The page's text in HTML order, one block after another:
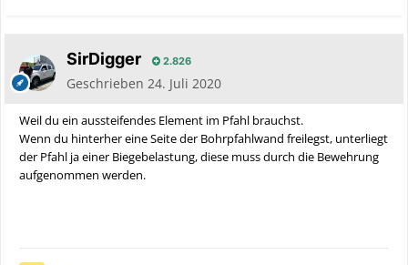
SirDigger 2.826
Geschrieben 24. Juli 2020
Weil du ein aussteifendes Element im Pfahl brauchst.
Wenn du hinterher eine Seite der Bohrpfahlwand freilegst, unterliegt
der Pfahl ja einer Biegebelastung, diese muss durch die Bewehrung
aufgenommen werden.